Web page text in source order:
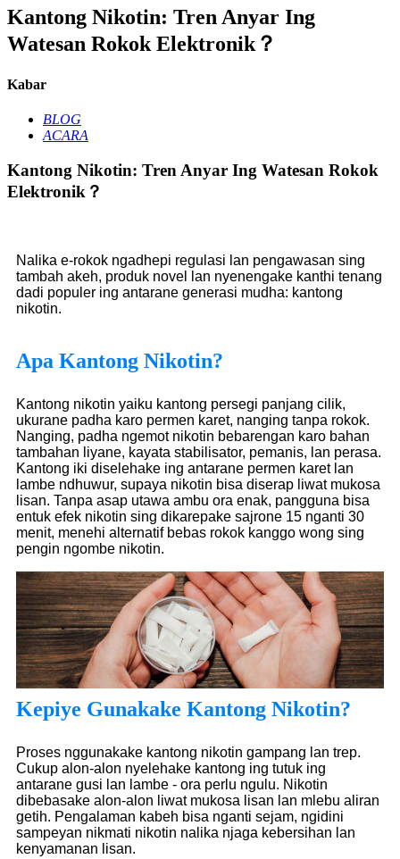
Kantong Nikotin: Tren Anyar Ing
Watesan Rokok Elektronik？
Kabar
BLOG
ACARA
Kantong Nikotin: Tren Anyar Ing Watesan Rokok
Elektronik？
Nalika e-rokok ngadhepi regulasi lan pengawasan sing
tambah akeh, produk novel lan nyenengake kanthi tenang
dadi populer ing antarane generasi mudha: kantong
nikotin.
Apa Kantong Nikotin?
Kantong nikotin yaiku kantong persegi panjang cilik,
ukurane padha karo permen karet, nanging tanpa rokok.
Nanging, padha ngemot nikotin bebarengan karo bahan
tambahan liyane, kayata stabilisator, pemanis, lan perasa.
Kantong iki diselehake ing antarane permen karet lan
lambe ndhuwur, supaya nikotin bisa diserap liwat mukosa
lisan. Tanpa asap utawa ambu ora enak, pangguna bisa
entuk efek nikotin sing dikarepake sajrone 15 nganti 30
menit, menehi alternatif bebas rokok kanggo wong sing
pengin ngombe nikotin.
Kepiye Gunakake Kantong Nikotin?
Proses nggunakake kantong nikotin gampang lan trep.
Cukup alon-alon nyelehake kantong ing tutuk ing
antarane gusi lan lambe - ora perlu ngulu. Nikotin
dibebasake alon-alon liwat mukosa lisan lan mlebu aliran
getih. Pengalaman kabeh bisa nganti sejam, ngidini
sampeyan nikmati nikotin nalika njaga kebersihan lan
kenyamanan lisan.